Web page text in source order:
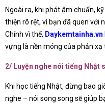
Ngoài ra, khi phát âm chuẩn,
thiện rõ rệt, vì bạn đã quen với
Chính vì thế, Daykemtainha.vn
vựng là nền móng của phản xạ
2/ Luyện nghe nói tiếng Nhật
Khi học tiếng Nhật, đừng bao
nghe – nói song song sẽ giúp